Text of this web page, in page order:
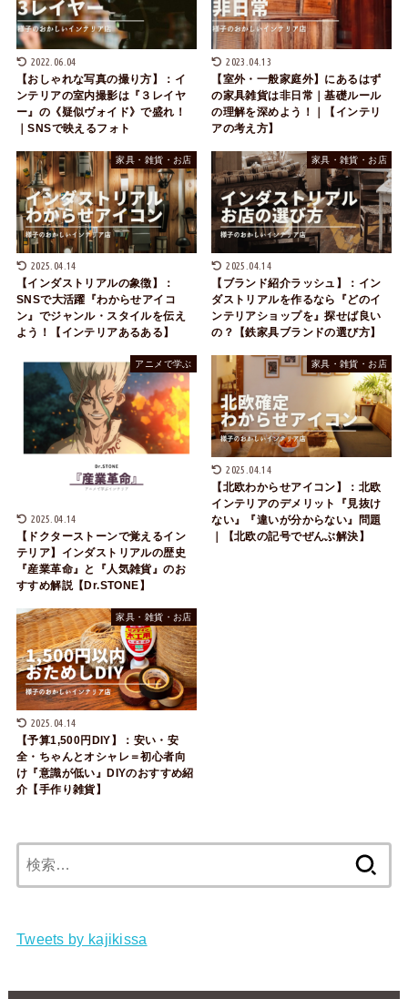
2022.06.04
【おしゃれな写真の撮り方】：イ
ンテリアの室内撮影は『３レイヤ
ー』の《疑似ヴォイド》で盛れ！
｜SNSで映えるフォト
2023.04.13
【室外・一般家庭外】にあるはず
の家具雑貨は非日常｜基礎ルール
の理解を深めよう！｜【インテリ
アの考え方】
家具・雑貨・お店
2025.04.14
【インダストリアルの象徴】：
SNSで大活躍『わからせアイコ
ン』でジャンル・スタイルを伝え
よう！【インテリアあるある】
家具・雑貨・お店
2025.04.14
【ブランド紹介ラッシュ】：イン
ダストリアルを作るなら『どのイ
ンテリアショップを』探せば良い
の？【鉄家具ブランドの選び方】
アニメで学ぶ
2025.04.14
【ドクターストーンで覚えるイン
テリア】インダストリアルの歴史
『産業革命』と『人気雑貨』のお
すすめ解説【Dr.STONE】
家具・雑貨・お店
2025.04.14
【北欧わからせアイコン】：北欧
インテリアのデメリット『見抜け
ない』『違いが分からない』問題
｜【北欧の記号でぜんぶ解決】
家具・雑貨・お店
2025.04.14
【予算1,500円DIY】：安い・安
全・ちゃんとオシャレ＝初心者向
け『意識が低い』DIYのおすすめ紹
介【手作り雑貨】
索:
Tweets by kajikissa